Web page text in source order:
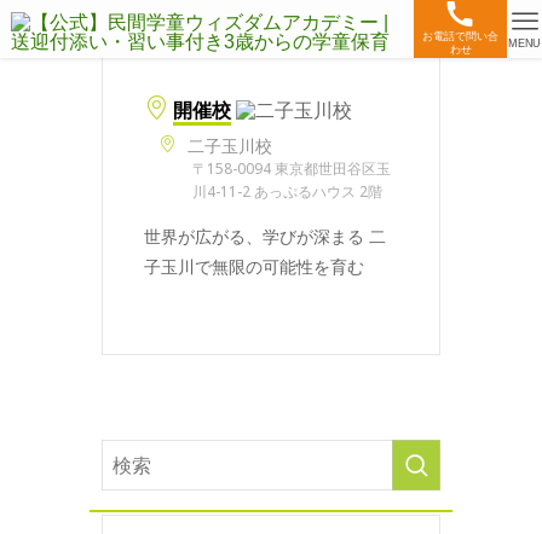
お電話で問い合
わせ
MENU
開催校
二子玉川校
〒158-0094 東京都世田谷区玉
川4-11-2 あっぷるハウス 2階
世界が広がる、学びが深まる 二
子玉川で無限の可能性を育む